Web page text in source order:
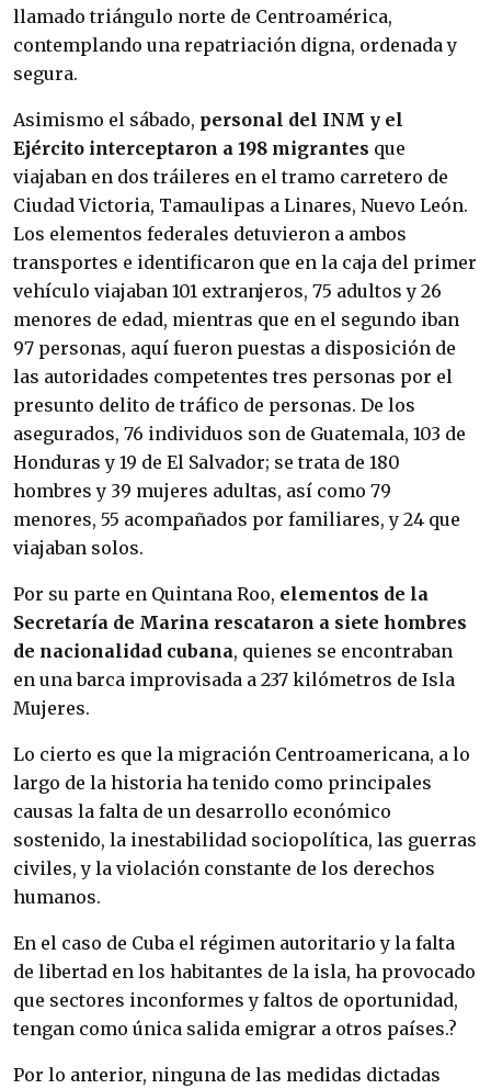
llamado triángulo norte de Centroamérica,
contemplando una repatriación digna, ordenada y
segura.
Asimismo el sábado, personal del INM y el
Ejército interceptaron a 198 migrantes que
viajaban en dos tráileres en el tramo carretero de
Ciudad Victoria, Tamaulipas a Linares, Nuevo León.
Los elementos federales detuvieron a ambos
transportes e identificaron que en la caja del primer
vehículo viajaban 101 extranjeros, 75 adultos y 26
menores de edad, mientras que en el segundo iban
97 personas, aquí fueron puestas a disposición de
las autoridades competentes tres personas por el
presunto delito de tráfico de personas. De los
asegurados, 76 individuos son de Guatemala, 103 de
Honduras y 19 de El Salvador; se trata de 180
hombres y 39 mujeres adultas, así como 79
menores, 55 acompañados por familiares, y 24 que
viajaban solos.
Por su parte en Quintana Roo, elementos de la
Secretaría de Marina rescataron a siete hombres
de nacionalidad cubana, quienes se encontraban
en una barca improvisada a 237 kilómetros de Isla
Mujeres.
Lo cierto es que la migración Centroamericana, a lo
largo de la historia ha tenido como principales
causas la falta de un desarrollo económico
sostenido, la inestabilidad sociopolítica, las guerras
civiles, y la violación constante de los derechos
humanos.
En el caso de Cuba el régimen autoritario y la falta
de libertad en los habitantes de la isla, ha provocado
que sectores inconformes y faltos de oportunidad,
tengan como única salida emigrar a otros países.?
Por lo anterior, ninguna de las medidas dictadas